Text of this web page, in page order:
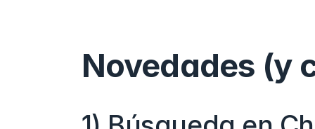
Novedades (y